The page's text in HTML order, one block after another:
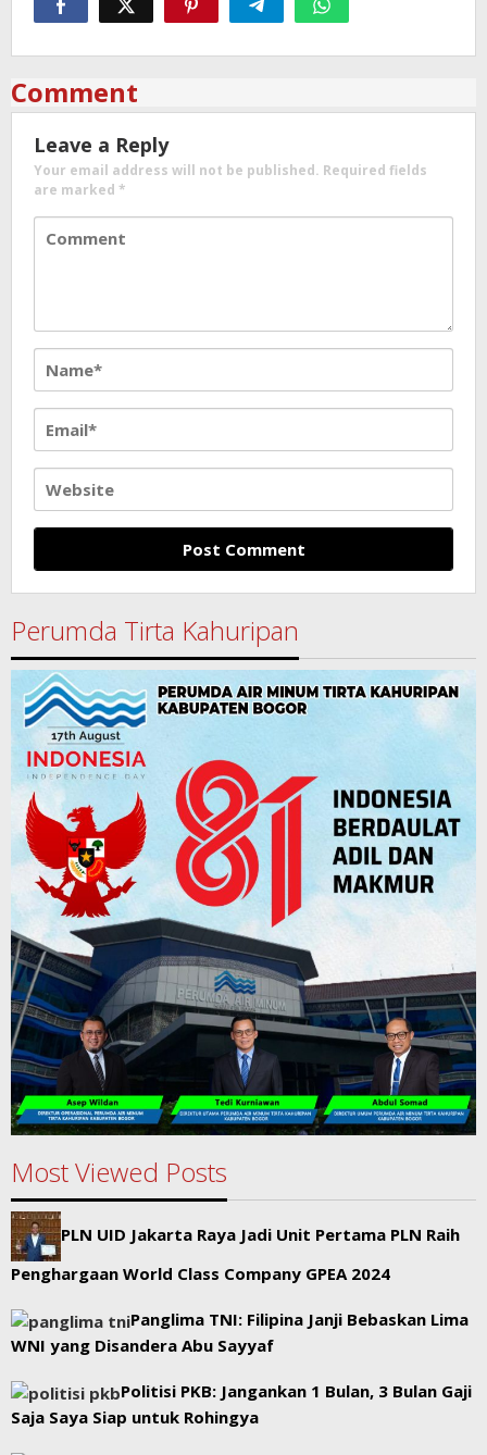
Comment
Leave a Reply
Your email address will not be published. Required fields
are marked *
Perumda Tirta Kahuripan
Most Viewed Posts
PLN UID Jakarta Raya Jadi Unit Pertama PLN Raih
Penghargaan World Class Company GPEA 2024
Panglima TNI: Filipina Janji Bebaskan Lima
WNI yang Disandera Abu Sayyaf
Politisi PKB: Jangankan 1 Bulan, 3 Bulan Gaji
Saja Saya Siap untuk Rohingya